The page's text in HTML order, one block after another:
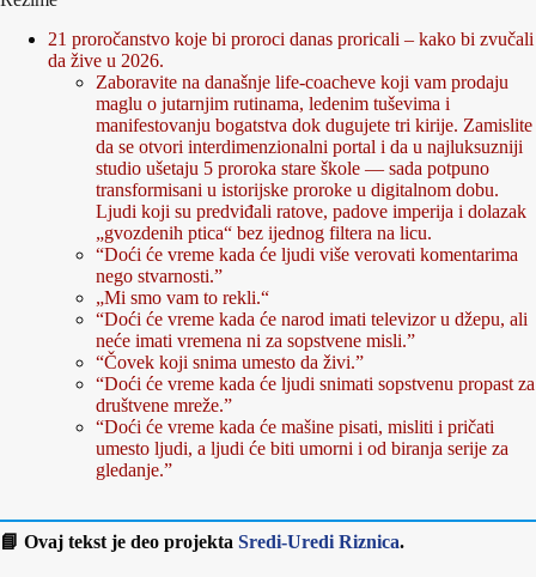
21 proročanstvo koje bi proroci danas proricali – kako bi zvučali
da žive u 2026.
Zaboravite na današnje life‑coacheve koji vam prodaju
maglu o jutarnjim rutinama, ledenim tuševima i
manifestovanju bogatstva dok dugujete tri kirije. Zamislite
da se otvori interdimenzionalni portal i da u najluksuzniji
studio ušetaju 5 proroka stare škole — sada potpuno
transformisani u istorijske proroke u digitalnom dobu.
Ljudi koji su predviđali ratove, padove imperija i dolazak
„gvozdenih ptica“ bez ijednog filtera na licu.
“Doći će vreme kada će ljudi više verovati komentarima
nego stvarnosti.”
„Mi smo vam to rekli.“
“Doći će vreme kada će narod imati televizor u džepu, ali
neće imati vremena ni za sopstvene misli.”
“Čovek koji snima umesto da živi.”
“Doći će vreme kada će ljudi snimati sopstvenu propast za
društvene mreže.”
“Doći će vreme kada će mašine pisati, misliti i pričati
umesto ljudi, a ljudi će biti umorni i od biranja serije za
gledanje.”
📘 Ovaj tekst je deo projekta Sredi-Uredi Riznica.